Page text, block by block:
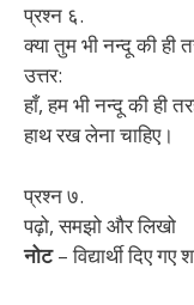
प्रश्न ६.
क्या तुम भी नन्दू की ही
उत्तर:
हाँ, हम भी नन्दू की ही
हाथ रख लेना चाहिए।
प्रश्न ७.
पढ़ो, समझो और लिखो
नोट– विद्यार्थी दिए